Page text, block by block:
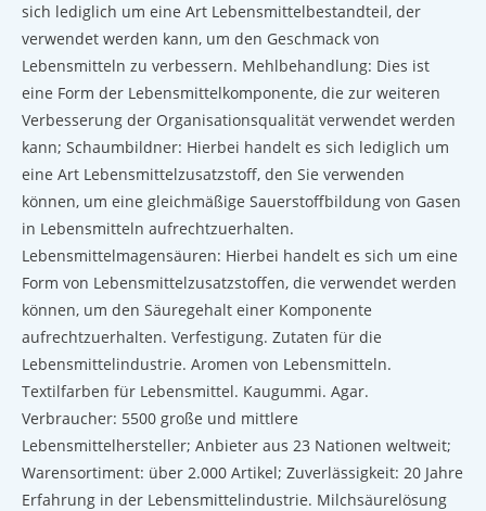
sich lediglich um eine Art Lebensmittelbestandteil, der
verwendet werden kann, um den Geschmack von
Lebensmitteln zu verbessern. Mehlbehandlung: Dies ist
eine Form der Lebensmittelkomponente, die zur weiteren
Verbesserung der Organisationsqualität verwendet werden
kann; Schaumbildner: Hierbei handelt es sich lediglich um
eine Art Lebensmittelzusatzstoff, den Sie verwenden
können, um eine gleichmäßige Sauerstoffbildung von Gasen
in Lebensmitteln aufrechtzuerhalten.
Lebensmittelmagensäuren: Hierbei handelt es sich um eine
Form von Lebensmittelzusatzstoffen, die verwendet werden
können, um den Säuregehalt einer Komponente
aufrechtzuerhalten. Verfestigung. Zutaten für die
Lebensmittelindustrie. Aromen von Lebensmitteln.
Textilfarben für Lebensmittel. Kaugummi. Agar.
Verbraucher: 5500 große und mittlere
Lebensmittelhersteller; Anbieter aus 23 Nationen weltweit;
Warensortiment: über 2.000 Artikel; Zuverlässigkeit: 20 Jahre
Erfahrung in der Lebensmittelindustrie. Milchsäurelösung